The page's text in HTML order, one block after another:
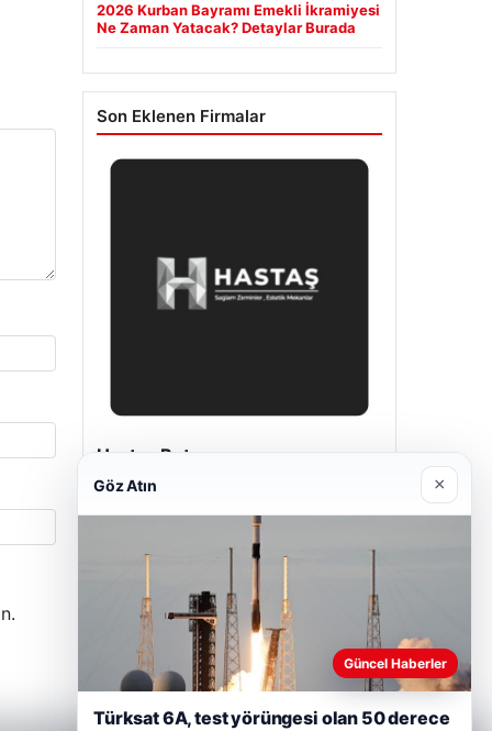
2026 Kurban Bayramı Emekli İkramiyesi
Ne Zaman Yatacak? Detaylar Burada
Son Eklenen Firmalar
Prenses Night Club
29/04/2026
Göz Atın ×
Güncel Haberler
Türksat 6A, test yörüngesi olan 50 derece